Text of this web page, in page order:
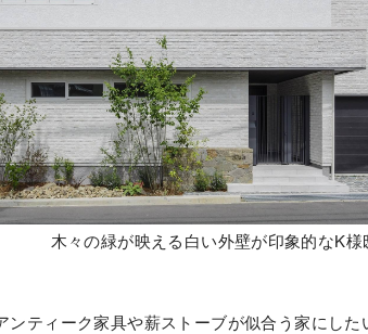
木々の緑が映える白い外壁が印象的なK様
ティーク家具や薪ストーブが似合う家にし